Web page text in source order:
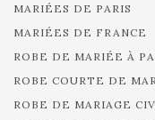
MARIÉES DE PARIS
MARIÉES DE FRANCE
ROBE DE MARIÉE À
ROBE COURTE DE
ROBE DE MARIAGE